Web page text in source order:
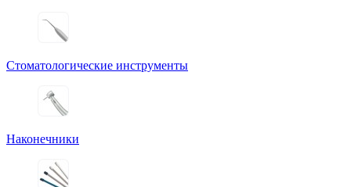
Стоматологические инструменты
Наконечники